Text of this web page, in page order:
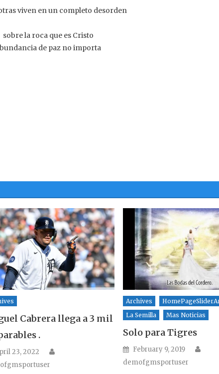
viven en un completo desorden
la roca que es Cristo
de paz no importa
Cabrera llega a 3 mil
.
on
23, 2022
Archives
La Semilla
Mas Noticias
Solo para Tigres
Posted on
February 9, 2019
demofgmsportuser